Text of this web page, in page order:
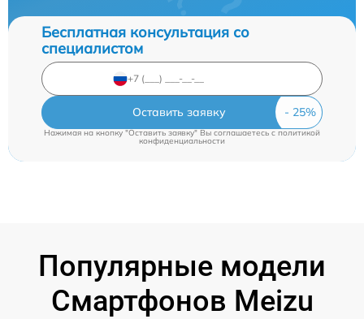
Бесплатная консультация со
специалистом
Оставить заявку
Нажимая на кнопку "Оставить заявку" Вы соглашаетесь cполитикой
конфиденциальности
Популярные модели
Смартфонов Meizu